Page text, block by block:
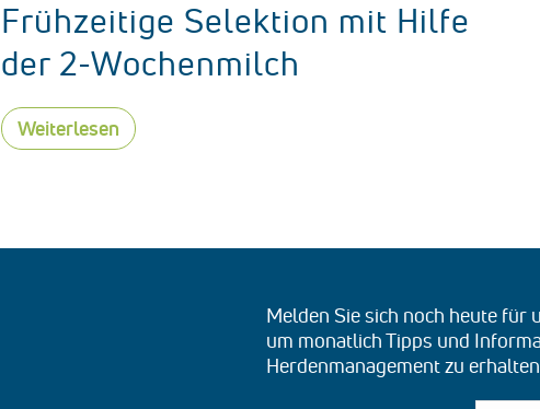
Frühzeitige Selektion mit Hilfe
der 2-Wochenmilch
Weiterlesen
Melden Sie sich noch heute
um monatlich Tipps und
Herdenmanagement zu